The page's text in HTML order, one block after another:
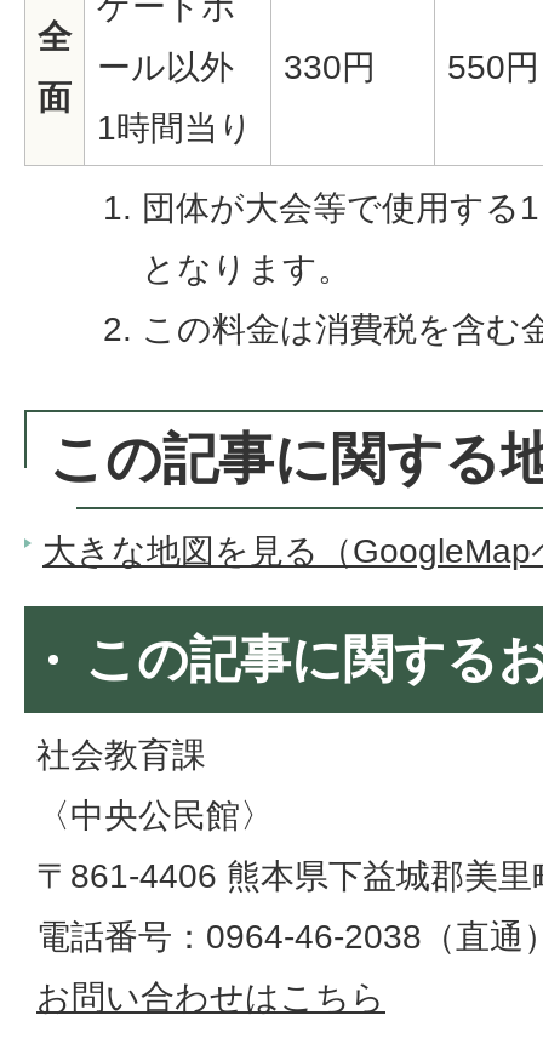
全
面
ール以外
1時間当り
330円 550円
団体が大会等で使用する
となります。
この料金は消費税を含む
この記事に関する
大きな地図を見る（GoogleMap
この記事に関する
社会教育課
〈中央公民館〉
〒861-4406 熊本県下益城郡美里
電話番号：0964-46-2038（直通
お問い合わせはこちら